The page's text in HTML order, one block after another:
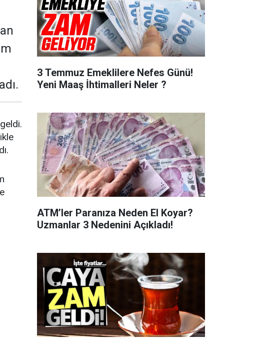
3 Temmuz Emeklilere Nefes Günü!
Yeni Maaş İhtimalleri Neler ?
ATM’ler Paranıza Neden El Koyar?
Uzmanlar 3 Nedenini Açıkladı!